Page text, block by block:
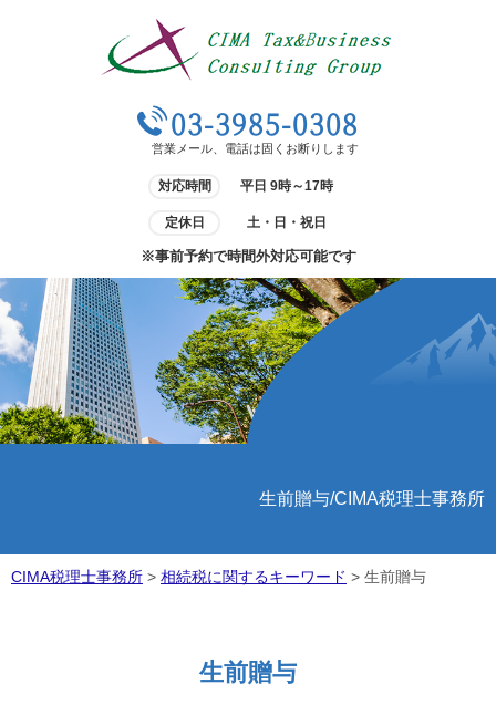
03-3985-0308
営業メール、電話は固くお断りします
対応時間 平日 9時～17時
定休日 土・日・祝日
※事前予約で時間外対応可能です
生前贈与/CIMA税理士事務所
CIMA税理士事務所 > 相続税に関するキーワード > 生前贈与
生前贈与